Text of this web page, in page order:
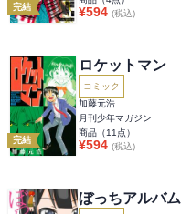
完結 ¥594 (税込)
完結
ロケットマン
コミック
加藤元浩
月刊少年マガジン
商品（11 点）
¥594 (税込)
ぼっちアルバム